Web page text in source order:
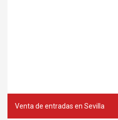
Venta de entradas en Sevilla